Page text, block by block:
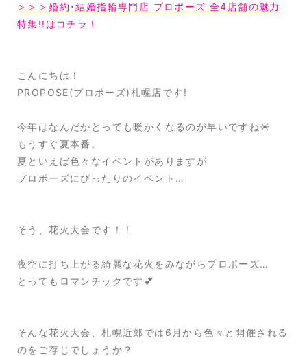
＞＞＞婚約･結婚指輪専門店 プロポーズ 全4店舗の魅力
特集!!はコチラ！
こんにちは！
PROPOSE(プロポーズ)札幌店です!
今年はなんだかとっても暖かくなるのが早いですね☀️
もうすぐ夏本番。
夏といえば色々なイベントがありますが
プロポーズにぴったりのイベント…
そう、花火大会です！！
夜空に打ち上がる綺麗な花火をみながらプロポーズ…
とってもロマンチックです💕
そんな花火大会、札幌近郊では6月から色々と開催される
のをご存じでしょうか？